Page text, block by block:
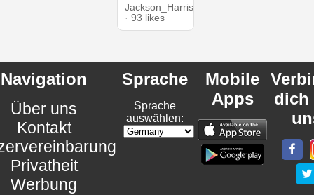
Jackson_Harris
· 93 likes
Navigation
Über uns
Kontakt
Privatheit
Werbung
Sprache
Sprache
auswählen:
Mobile
Apps
dich